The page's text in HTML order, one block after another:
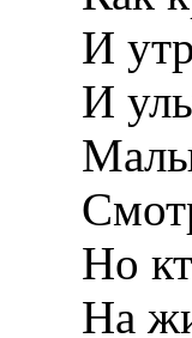
И
И
Но
На